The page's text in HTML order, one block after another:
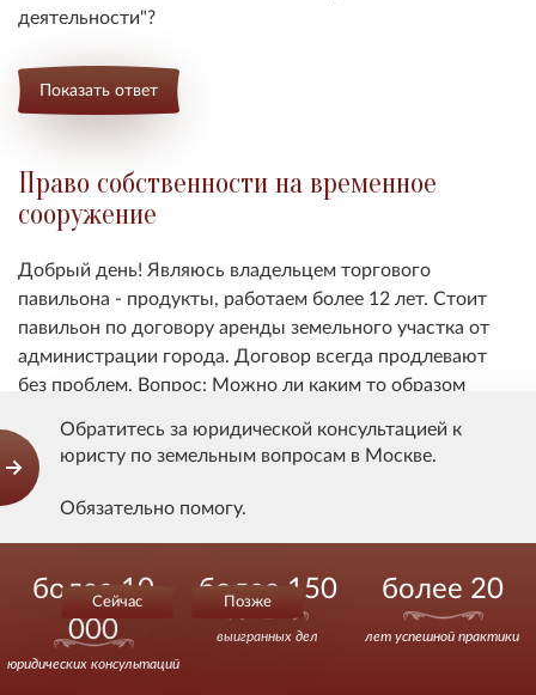
деятельности"?
Показать ответ
Право собственности на временное
сооружение
Добрый день! Являюсь владельцем торгового
павильона - продукты, работаем более 12 лет. Стоит
павильон по договору аренды земельного участка от
администрации города. Договор всегда продлевают
без проблем. Вопрос: Можно ли каким то образом
либо в аренду на 49 лет и построить капитальное
строение? Знаю точно что такая практика есть.
Арендная плата за земельный участок
Обратитесь за юридической консультацией к
юристу по земельным вопросам в Москве.
Обязательно помогу.
Сейчас Позже
более 10
000
юридических консультаций
более 150
выигранных дел
более 20
лет успешной практики